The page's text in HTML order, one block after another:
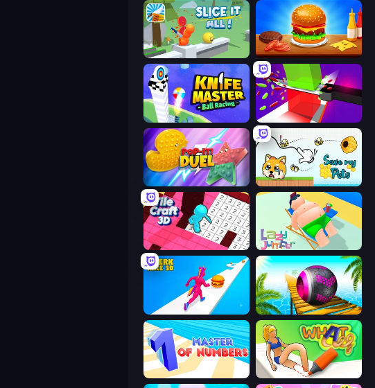
Slice It All! Burger Cafe
Knife Master: Ball Racing Jelly Restaurant
Pop It! Duel Save My Pets
Tile Craft 3D Lazy Jumper
Twerk Race 3D Rolling Balls Sea Race
Master of Numbers What a Leg